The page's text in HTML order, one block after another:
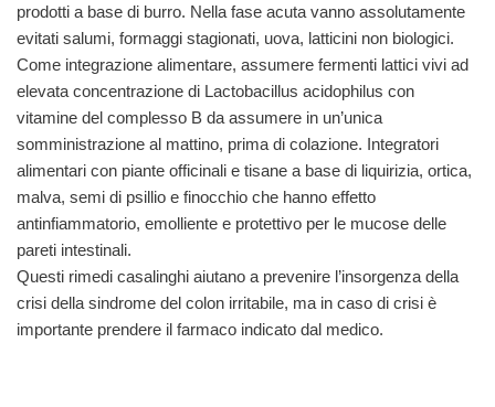
prodotti a base di burro. Nella fase acuta vanno assolutamente
evitati salumi, formaggi stagionati, uova, latticini non biologici.
Come integrazione alimentare, assumere fermenti lattici vivi ad
elevata concentrazione di Lactobacillus acidophilus con
vitamine del complesso B da assumere in un’unica
somministrazione al mattino, prima di colazione. Integratori
alimentari con piante officinali e tisane a base di liquirizia, ortica,
malva, semi di psillio e finocchio che hanno effetto
antinfiammatorio, emolliente e protettivo per le mucose delle
pareti intestinali.
Questi rimedi casalinghi aiutano a prevenire l’insorgenza della
crisi della sindrome del colon irritabile, ma in caso di crisi è
importante prendere il farmaco indicato dal medico.